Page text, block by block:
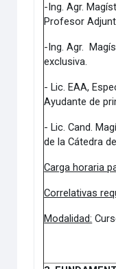
-Ing. Agr.
Profesor
-Ing. Agr.
exclusiva.
- Lic. EAA,
Ayudante de
- Lic. Cand.
de la Cátedra
Carga horaria
Correlativas
Modalidad: